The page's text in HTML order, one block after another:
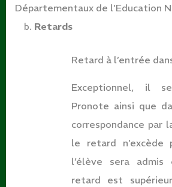
Départementaux de l’Education
Retards
Retard à l’entrée
Exceptionnel, il
Pronote ainsi que
correspondance par
le retard n’excède
l’élève sera
retard est